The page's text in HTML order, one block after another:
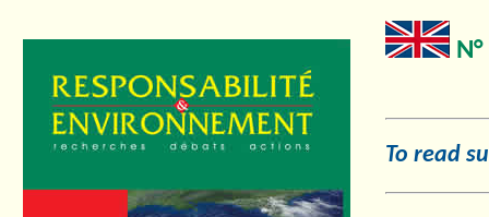
To read